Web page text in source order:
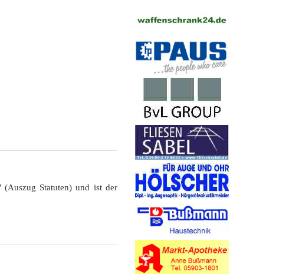
(Auszug Statuten) und ist der